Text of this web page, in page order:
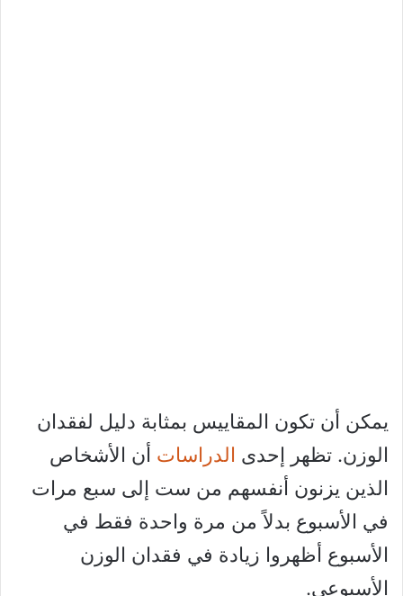
يمكن أن تكون المقاييس بمثابة دليل لفقدان
الوزن. تظهر إحدى الدراسات أن الأشخاص
الذين يزنون أنفسهم من ست إلى سبع مرات
في الأسبوع بدلاً من مرة واحدة فقط في
الأسبوع أظهروا زيادة في فقدان الوزن
الأسبوعي.